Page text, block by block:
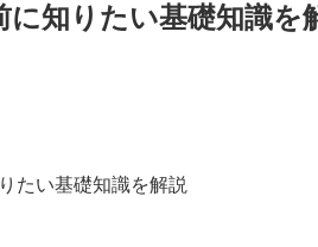
知りたい基礎知識を